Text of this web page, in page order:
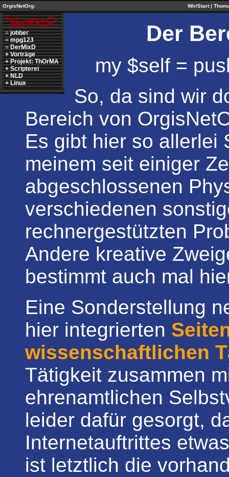
OrgisNetOrg: Wir/Start|
=jobber
=mpg123
=DerMixD
+Vorträge
+Projekt: ThOrMA
+Scripterei
+NLD
+Linux
Der
my $self =
So, da sind wir
Bereich von
Es gibt hier so allerlei
meinem seit einiger
abgeschlossenen
verschiedenen
rechnergestützten
Andere kreative
bestimmt auch mal
Eine Sonderstellung
hier integrierten
wissenschaftlichen
Tätigkeit zusammen
ehrenamtlichen
leider dafür gesorgt,
Internetauftrittes
ist letztlich die